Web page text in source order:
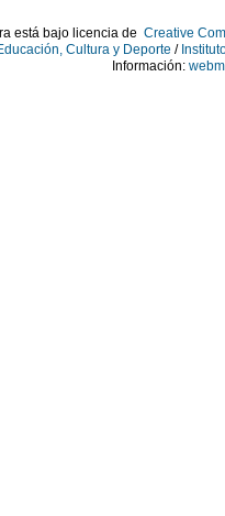
está bajo licencia de Creative
Cultura y Deporte /
Información: